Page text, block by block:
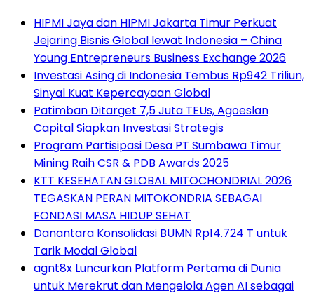
HIPMI Jaya dan HIPMI Jakarta Timur Perkuat
Jejaring Bisnis Global lewat Indonesia – China
Young Entrepreneurs Business Exchange 2026
Investasi Asing di Indonesia Tembus Rp942 Triliun,
Sinyal Kuat Kepercayaan Global
Patimban Ditarget 7,5 Juta TEUs, Agoeslan
Capital Siapkan Investasi Strategis
Program Partisipasi Desa PT Sumbawa Timur
Mining Raih CSR & PDB Awards 2025
KTT KESEHATAN GLOBAL MITOCHONDRIAL 2026
TEGASKAN PERAN MITOKONDRIA SEBAGAI
FONDASI MASA HIDUP SEHAT
Danantara Konsolidasi BUMN Rp14.724 T untuk
Tarik Modal Global
agnt8x Luncurkan Platform Pertama di Dunia
untuk Merekrut dan Mengelola Agen AI sebagai